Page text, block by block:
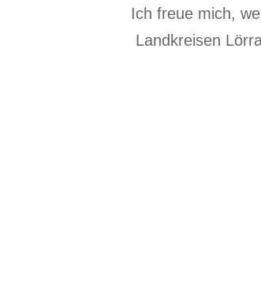
Ich freue mich,
Landkreisen